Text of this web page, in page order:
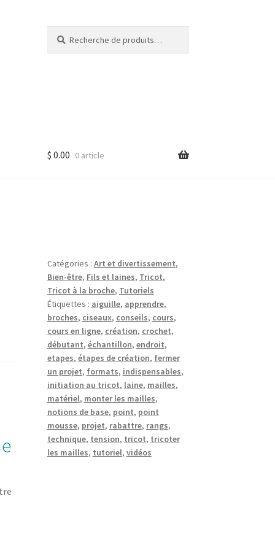
pour :
$ 0.00 0 article
Catégories : Art et divertissement,
Bien-être, Fils et laines, Tricot,
Tricot à la broche, Tutoriels
Étiquettes : aiguille, apprendre,
broches, ciseaux, conseils, cours,
cours en ligne, création, crochet,
débutant, échantillon, endroit,
etapes, étapes de création, fermer
un projet, formats, indispensables,
initiation au tricot, laine, mailles,
matériel, monter les mailles,
notions de base, point, point
mousse, projet, rabattre, rangs,
technique, tension, tricot, tricoter
les mailles, tutoriel, vidéos